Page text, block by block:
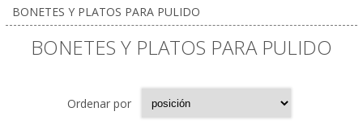
BONETES Y PLATOS PARA PULIDO
BONETES Y PLATOS PARA PULIDO
Ordenar por